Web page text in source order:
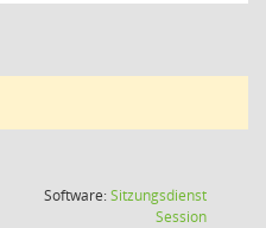
Software:Sitzungsdienst
Session(Wird in